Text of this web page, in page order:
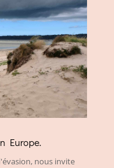
Europe.
nous invite